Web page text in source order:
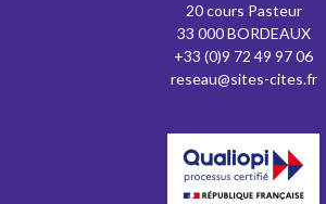
20 cours Pasteur
33 000 BORDEAUX
+33 (0)9 72 49 97 06
reseau@sites-cites.fr